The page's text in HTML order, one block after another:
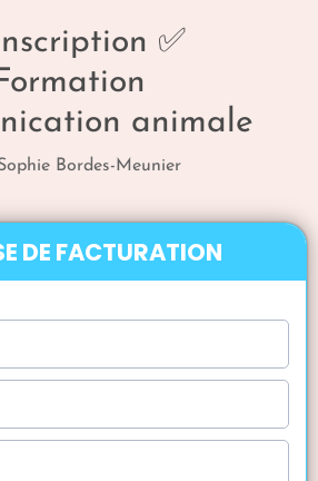
✅
animale
Bordes-Meunier
DE FACTURATION